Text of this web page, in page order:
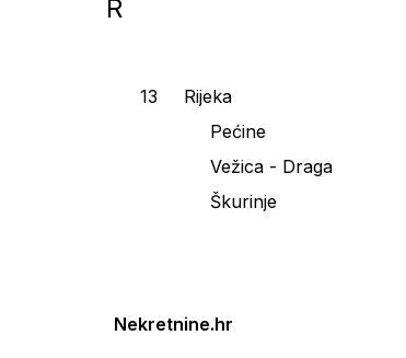
R
Rijeka
Pećine
Vežica - Draga
Škurinje
Nekretnine.hr